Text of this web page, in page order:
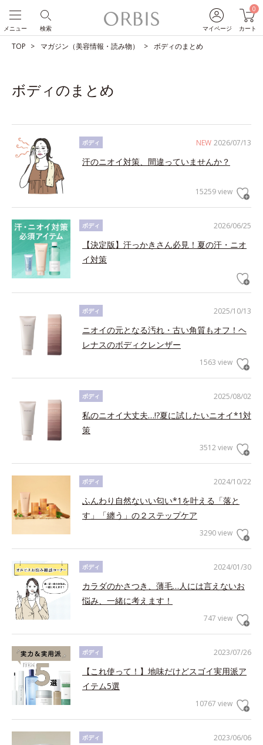
マイページ
0
カート
検索
メニュー
TOP マガジン（美容情報・読み物） ボディのまとめ
ボディのまとめ
NEW 2026/07/13
ボディ
汗のニオイ対策、間違っていませんか？
15259 view
2026/06/25
ボディ
【決定版】汗っかきさん必見！夏の汗・ニオ
イ対策
2025/10/13
ボディ
ニオイの元となる汚れ・古い角質もオフ！ヘ
レナスのボディクレンザー
1563 view
2025/08/02
ボディ
私のニオイ大丈夫…!?夏に試したいニオイ*1対
策
3512 view
2024/10/22
ボディ
ふんわり自然ないい匂い*1を叶える「落と
す」「纏う」の２ステップケア
3290 view
2024/01/30
ボディ
カラダのかさつき、薄毛…人には言えないお
悩み、一緒に考えます！
747 view
2023/07/26
ボディ
【これ使って！】地味だけどスゴイ実用派ア
イテム5選
10767 view
2023/06/06
ボディ